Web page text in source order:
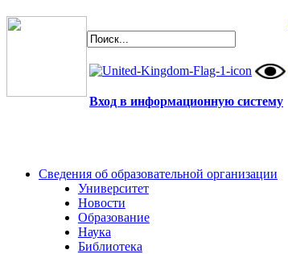
Вход в информационную систему
Сведения об образовательной организации
Университет
Новости
Образование
Наука
Библиотека